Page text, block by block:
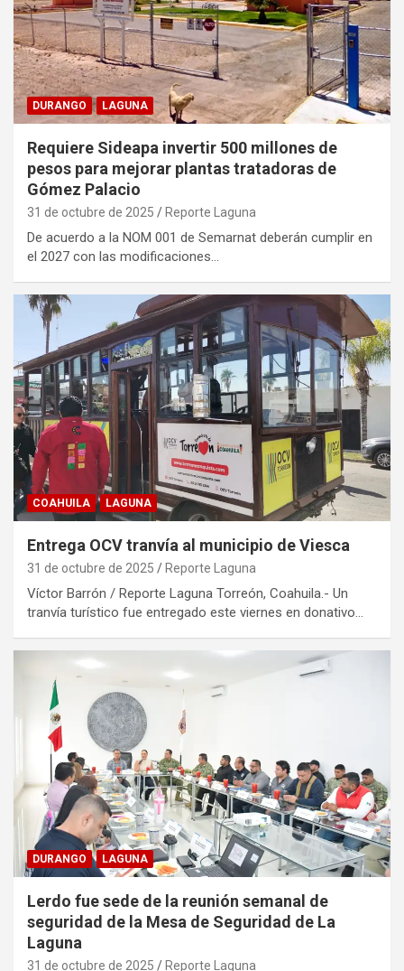
DURANGO LAGUNA
Requiere Sideapa invertir 500 millones de
pesos para mejorar plantas tratadoras de
Gómez Palacio
31 de octubre de 2025 Reporte Laguna
De acuerdo a la NOM 001 de Semarnat deberán cumplir en
el 2027 con las modificaciones…
COAHUILA LAGUNA
Entrega OCV tranvía al municipio de Viesca
31 de octubre de 2025 Reporte Laguna
Víctor Barrón / Reporte Laguna Torreón, Coahuila.- Un
tranvía turístico fue entregado este viernes en donativo…
DURANGO LAGUNA
Lerdo fue sede de la reunión semanal de
seguridad de la Mesa de Seguridad de La
Laguna
31 de octubre de 2025 Reporte Laguna